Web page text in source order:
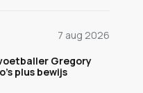
7 aug 2026
Gregory
plus bewijs